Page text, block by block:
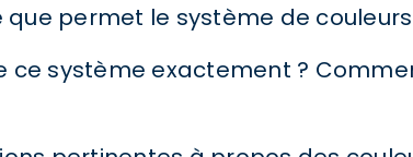
permet le système de couleurs
ce système exactement ?